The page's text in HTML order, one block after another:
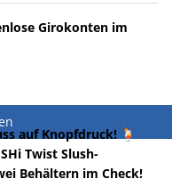
Girokonten im
auf Knopfdruck! 🍹
Twist Slush-
Behältern im Check!